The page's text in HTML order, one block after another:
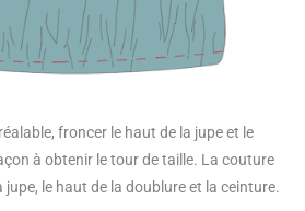
froncer le haut de la jupe et le
à obtenir le tour de taille. La couture
le haut de la doublure et la ceinture.